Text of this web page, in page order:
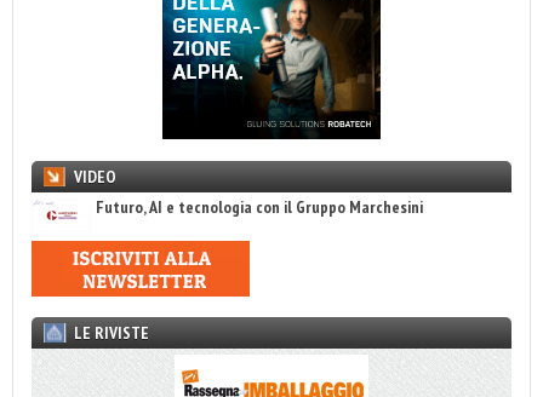
VIDEO
Futuro, AI e tecnologia con il Gruppo Marchesini
LE RIVISTE